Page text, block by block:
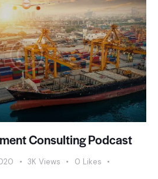
Consulting Podcast
3K Views 0 Likes